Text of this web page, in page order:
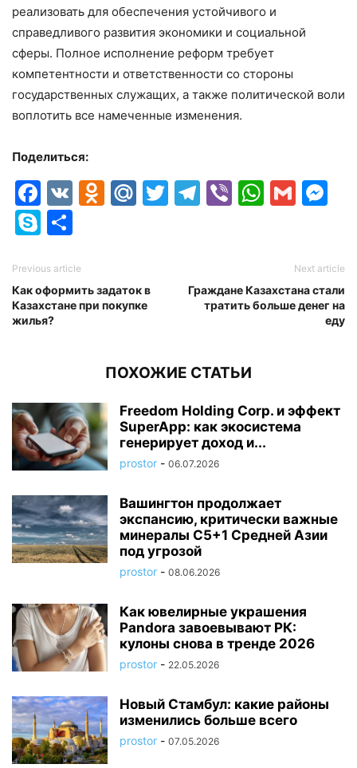
реализовать для обеспечения устойчивого и
справедливого развития экономики и социальной
сферы. Полное исполнение реформ требует
компетентности и ответственности со стороны
государственных служащих, а также политической воли
воплотить все намеченные изменения.
Поделиться:
Facebook
VK Odnoklassniki
Mail.Ru
Twitter
Telegram
Viber
Skype
Previous article
Как оформить задаток в
Казахстане при покупке
жилья?
Next article
Граждане Казахстана стали
тратить больше денег на
еду
ПОХОЖИЕ СТАТЬИ
Freedom Holding Corp. и эффект
SuperApp: как экосистема
генерирует доход и...
prostor - 06.07.2026
Вашингтон продолжает
экспансию, критически важные
минералы C5+1 Средней Азии
под угрозой
prostor - 08.06.2026
Как ювелирные украшения
Pandora завоевывают РК:
кулоны снова в тренде 2026
prostor - 22.05.2026
Новый Стамбул: какие районы
изменились больше всего
prostor - 07.05.2026